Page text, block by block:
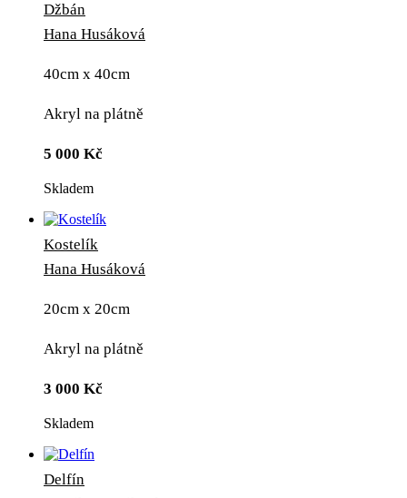
Džbán
Hana Husáková
40cm x 40cm
Akryl na plátně
5 000 Kč
Skladem
Kostelík
Hana Husáková
20cm x 20cm
Akryl na plátně
3 000 Kč
Skladem
Delfín